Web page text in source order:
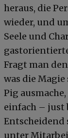
heraus, die
wieder, und
Seele und
Fragt man
was die
Pig
einfach – just
Entscheidend
unter